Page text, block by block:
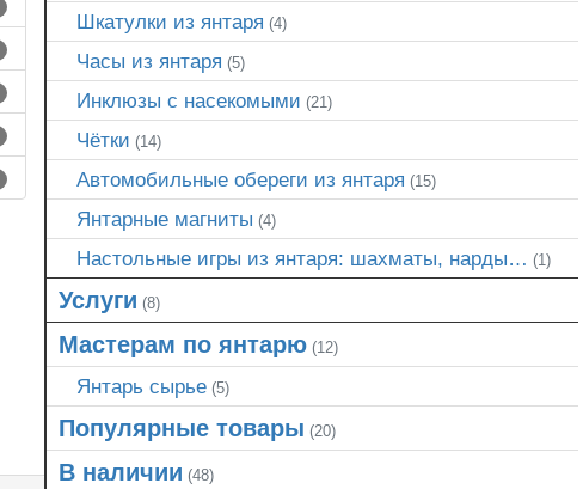
Шкатулки из янтаря (4)
Часы из янтаря (5)
Инклюзы с насекомыми (21)
Чётки (14)
Автомобильные обереги из янтаря (15)
Янтарные магниты (4)
Настольные игры из янтаря: шахматы, нарды… (1)
Услуги (8)
Мастерам по янтарю(12)
Янтарь сырье(5)
Популярные товары (20)
В наличии (48)